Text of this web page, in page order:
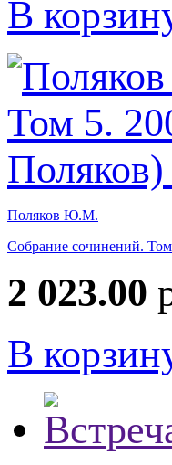
В
Поляков Ю.М.
Собрание сочинений.
2 023.00
В